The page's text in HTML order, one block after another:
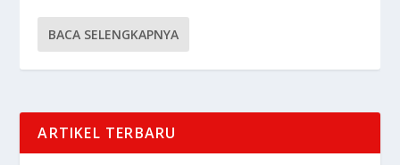
BACA SELENGKAPNYA
ARTIKEL TERBARU